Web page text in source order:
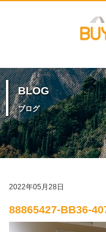
BLOG
ブログ
2022年05月28日
88865427-BB36-